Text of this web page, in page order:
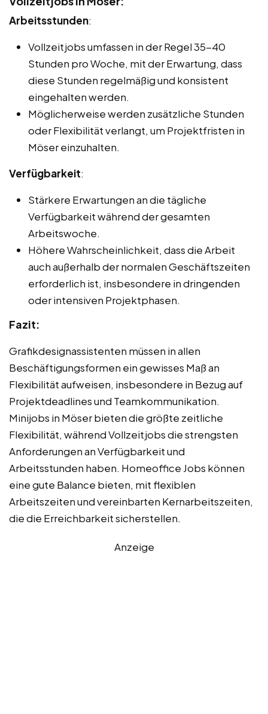
Arbeitsstunden:
Vollzeitjobs umfassen in der Regel 35-40
Stunden pro Woche, mit der Erwartung, dass
diese Stunden regelmäßig und konsistent
eingehalten werden.
Möglicherweise werden zusätzliche Stunden
oder Flexibilität verlangt, um Projektfristen in
Möser einzuhalten.
Verfügbarkeit:
Stärkere Erwartungen an die tägliche
Verfügbarkeit während der gesamten
Arbeitswoche.
Höhere Wahrscheinlichkeit, dass die Arbeit
auch außerhalb der normalen Geschäftszeiten
erforderlich ist, insbesondere in dringenden
oder intensiven Projektphasen.
Fazit:
Grafikdesignassistenten müssen in allen
Beschäftigungsformen ein gewisses Maß an
Flexibilität aufweisen, insbesondere in Bezug auf
Projektdeadlines und Teamkommunikation.
Minijobs in Möser bieten die größte zeitliche
Flexibilität, während Vollzeitjobs die strengsten
Anforderungen an Verfügbarkeit und
Arbeitsstunden haben. Homeoffice Jobs können
eine gute Balance bieten, mit flexiblen
Arbeitszeiten und vereinbarten Kernarbeitszeiten,
die die Erreichbarkeit sicherstellen.
Anzeige